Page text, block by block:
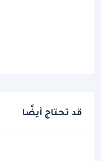
قد تحتاج أيضًا